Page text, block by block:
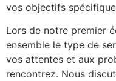
vos objectifs
Lors de notre premier
ensemble le type de
vos attentes et aux
rencontrez. Nous